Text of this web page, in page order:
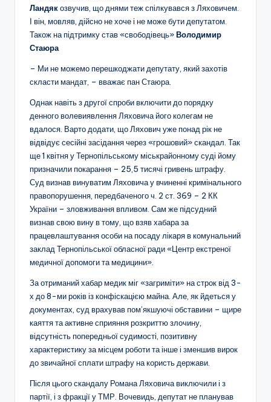
Ландякозвучив, що днями теж спілкувався з Ляховичем.
І він, мовляв, дійсно не хоче і не може бути депутатом.
Також на підтримку став «свободівець»Володимир
Стаюра
– Ми не можемо перешкоджати депутату, який захотів
скласти мандат, – вважає пан Стаюра.
Однак навіть з другої спроби включити до порядку
денного волевиявлення Ляховича його колегам не
вдалося. Варто додати, що Ляхович уже понад рік не
відвідує сесійні засідання через «грошовий» скандал. Так
ще 1 квітня у Тернопільському міськрайонному суді йому
призначили покарання – 25,5 тисячі гривень штрафу.
Суд визнав винуватим Ляховича у вчиненні кримінального
правопорушення, передбаченого ч. 2 ст. 369 – 2 КК
України – зловживання впливом. Сам же підсудний
визнав свою вину в тому, що взяв хабара за
працевлаштування особи на посаду лікаря в комунальний
заклад Тернопільської обласної ради «Центр екстреної
медичної допомоги та медицини».
За отриманий хабар медик міг «загриміти» на строк від 3-
х до 8-ми років із конфіскацією майна. Але, як йдеться у
документах, суд врахував пом’якшуючі обставини – щире
каяття та активне сприяння розкриттю злочину,
відсутність попередньої судимості, позитивну
характеристику за місцем роботи та інше і зменшив вирок
до звичайної сплати штрафу на користь держави.
Після цього скандалу Романа Ляховича виключили і з
партії, і з фракції у ТМР. Вочевидь, депутат не планував